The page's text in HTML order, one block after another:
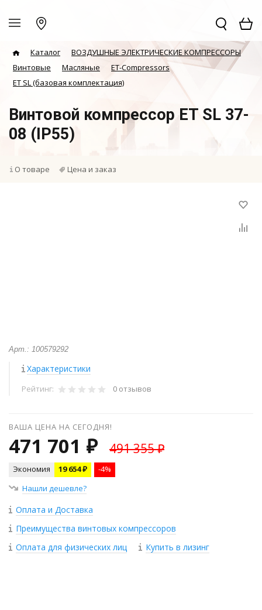
Каталог
ВОЗДУШНЫЕ ЭЛЕКТРИЧЕСКИЕ КОМПРЕССОРЫ
Винтовые
Масляные
ET-Compressors
ET SL (базовая комплектация)
Винтовой компрессор ET SL 37-
08 (IP55)
О товаре Цена и заказ
Арт.: 100579292
Характеристики
Рейтинг: 0 отзывов
ВАША ЦЕНА НА СЕГОДНЯ!
471 701 ₽ 491 355 ₽
Экономия 19 654 ₽
-4%
Нашли дешевле?
Оплата и Доставка
Преимущества винтовых компрессоров
Оплата для физических лиц
Купить в лизинг